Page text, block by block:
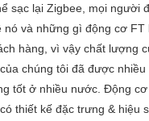
sạc lại Zigbee, mọi người
và những gì động cơ FT
hàng, vì vậy chất lượng
chúng tôi đã được nhiều
tốt ở nhiều nước. Động
thiết kế đặc trưng & hiệu